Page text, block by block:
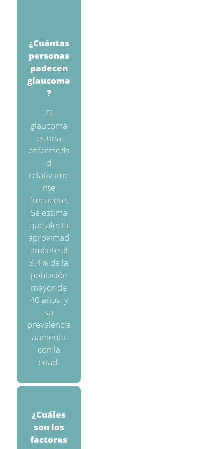
¿Cuántas
personas
padecen
glaucoma
?
El
glaucoma
es una
enfermeda
d
relativame
nte
frecuente.
Se estima
que afecta
aproximad
amente al
3.4% de la
población
mayor de
40 años, y
su
prevalencia
aumenta
con la
edad.
¿Cuáles
son los
factores